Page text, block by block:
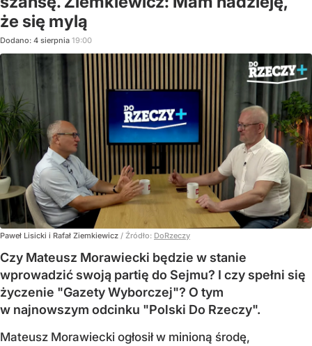
że się mylą
Dodano: 4 sierpnia 19:00
Paweł Lisicki i Rafał Ziemkiewicz / Źródło: DoRzeczy
Czy Mateusz Morawiecki będzie w stanie
wprowadzić swoją partię do Sejmu? I czy spełni się
życzenie "Gazety Wyborczej"? O tym
w najnowszym odcinku "Polski Do Rzeczy".
Mateusz Morawiecki ogłosił w minioną środę,